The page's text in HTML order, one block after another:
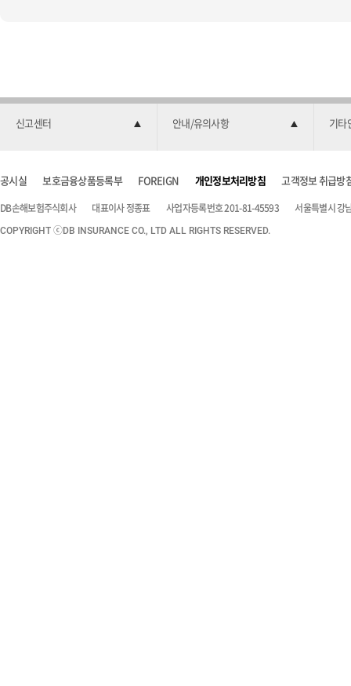
신고센터 안내/유의사항 기타
공시실 보호금융상품등록부 FOREIGN 개인정보처리방침 고객정보 취급방
DB손해보험주식회사 대표이사 정종표 사업자등록번호 201-81-45593 서울특별시 강
COPYRIGHT ⓒDB INSURANCE CO., LTD ALL RIGHTS RESERVED.